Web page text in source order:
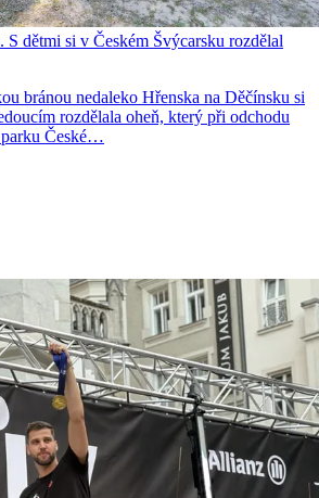
S dětmi si v Českém Švýcarsku rozdělal
bránou nedaleko Hřenska na Děčínsku si
rozdělala oheň, který při odchodu
České…